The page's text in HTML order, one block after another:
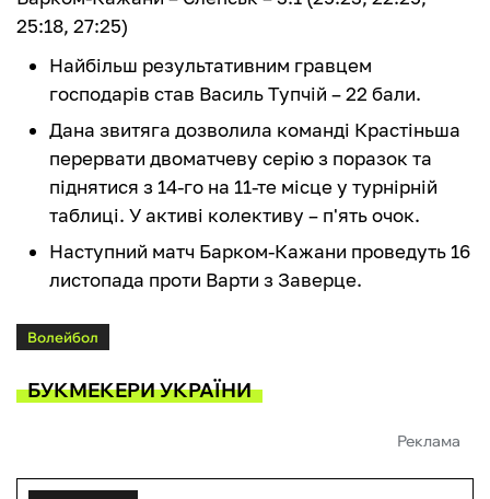
25:18, 27:25)
Найбільш результативним гравцем
господарів став Василь Тупчій – 22 бали.
Дана звитяга дозволила команді Крастіньша
перервати двоматчеву серію з поразок та
піднятися з 14-го на 11-те місце у турнірній
таблиці. У активі колективу – п'ять очок.
Наступний матч Барком-Кажани проведуть 16
листопада проти Варти з Заверце.
Волейбол
БУКМЕКЕРИ УКРАЇНИ
Реклама